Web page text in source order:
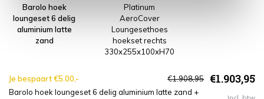
Barolo hoek
loungeset 6 delig
aluminium latte
zand
Platinum
AeroCover
Loungesethoes
hoekset rechts
330x255x100xH70
Je bespaart €5.00,- €1.908,95 €1.903,95
Barolo hoek loungeset 6 delig aluminium latte zand +